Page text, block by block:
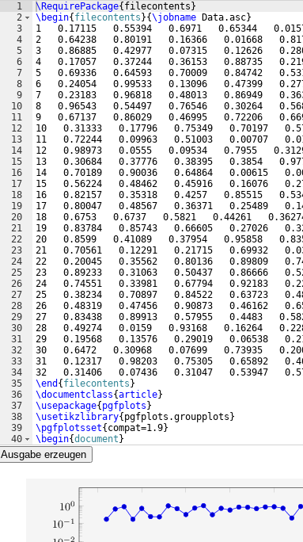
1
2
3
4
5
6
7
8
9
10
11
12
13
14
15
16
17
18
19
20
21
22
23
24
25
26
27
28
29
30
31
32
33
34
35
36
37
38
39
40
41
\RequirePackage{ filecontents }
\begin{ filecontents }{\jobname Data.asc}
1   0.17115   0.55394   0.6971   0.65344
2   0.64238   0.80191   0.16366   0.01668
3   0.86885   0.42977   0.07315   0.12626
4   0.17057   0.37244   0.36153   0.88735
5   0.69336   0.64593   0.70009   0.84742
6   0.24054   0.99533   0.13096   0.47399
7   0.23183   0.96818   0.48013   0.86949
8   0.96543   0.54497   0.76546   0.30264
9   0.67137   0.86029   0.46995   0.72206
10   0.31333   0.17796   0.75349   0.70197
11   0.72244   0.09963   0.51003   0.00707
12   0.98973   0.0555   0.09534   0.7955
13   0.30684   0.37776   0.38395   0.3854
14   0.70189   0.90036   0.64864   0.00615
15   0.56224   0.48462   0.45916   0.16076
16   0.82157   0.35318   0.4257   0.85515
17   0.80047   0.48567   0.36371   0.25489
18   0.6753   0.6737   0.5821   0.44261
19   0.83784   0.85743   0.66605   0.27026
20   0.8599   0.41089   0.37954   0.95858
21   0.70561   0.12291   0.21715   0.69932
22   0.20045   0.35562   0.80136   0.89809
23   0.89233   0.31063   0.50437   0.86666
24   0.74551   0.33981   0.67794   0.92183
25   0.38234   0.70897   0.84522   0.63723
26   0.48319   0.47456   0.90873   0.46162
27   0.83438   0.89913   0.57955   0.4483
28   0.49274   0.0159   0.93168   0.16264
29   0.19568   0.13576   0.29019   0.06538
30   0.6472   0.30968   0.07699   0.73935
31   0.12317   0.98203   0.75305   0.65892
32   0.31406   0.07436   0.31047   0.53947
\end { filecontents }
\documentclass{article}
\usepackage{ pgfplots }
\usetikzlibrary{ pgfplots.groupplots }
\pgfplotsset{ compat=1.9}
\begin{document }
\begin{tikzpicture
Ausgabe erzeugen